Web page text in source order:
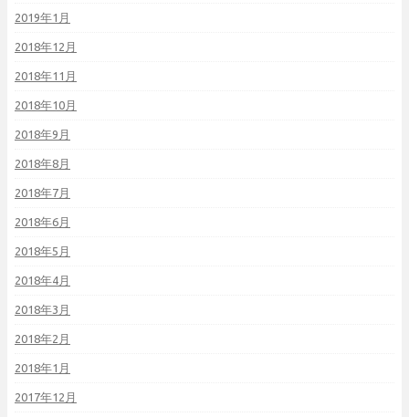
2019年1月
2018年12月
2018年11月
2018年10月
2018年9月
2018年8月
2018年7月
2018年6月
2018年5月
2018年4月
2018年3月
2018年2月
2018年1月
2017年12月